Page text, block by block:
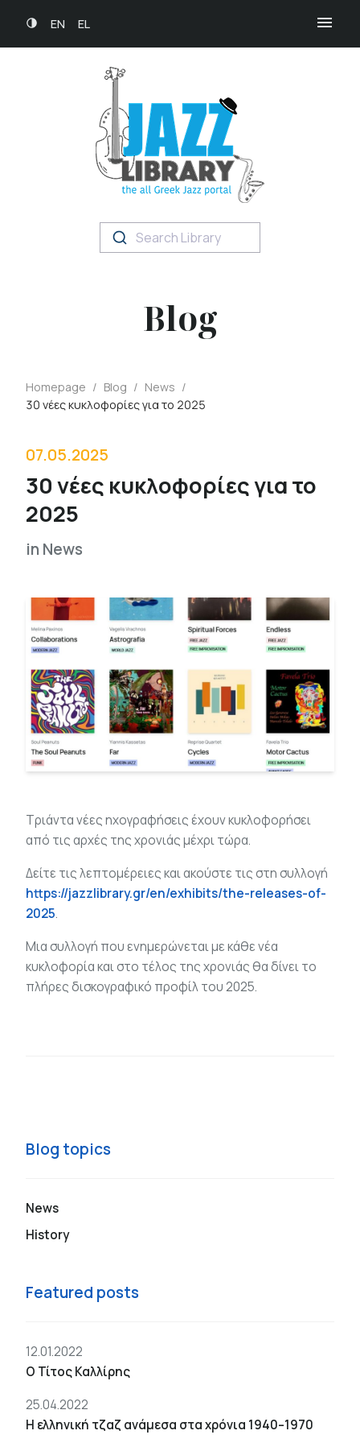
EN EL
Search Library
Blog
Homepage / Blog / News /
30 νέες κυκλοφορίες για το 2025
07.05.2025
30 νέες κυκλοφορίες για το
2025
in News
Τριάντα νέες ηχογραφήσεις έχουν κυκλοφορήσει
από τις αρχές της χρονιάς μέχρι τώρα.
Δείτε τις λεπτομέρειες και ακούστε τις στη συλλογή
https://jazzlibrary.gr/en/exhibits/the-releases-of-
2025.
Μια συλλογή που ενημερώνεται με κάθε νέα
κυκλοφορία και στο τέλος της χρονιάς θα δίνει το
πλήρες δισκογραφικό προφίλ του 2025.
Blog topics
News
History
Featured posts
12.01.2022
Ο Τίτος Καλλίρης
25.04.2022
Η ελληνική τζαζ ανάμεσα στα χρόνια 1940–1970